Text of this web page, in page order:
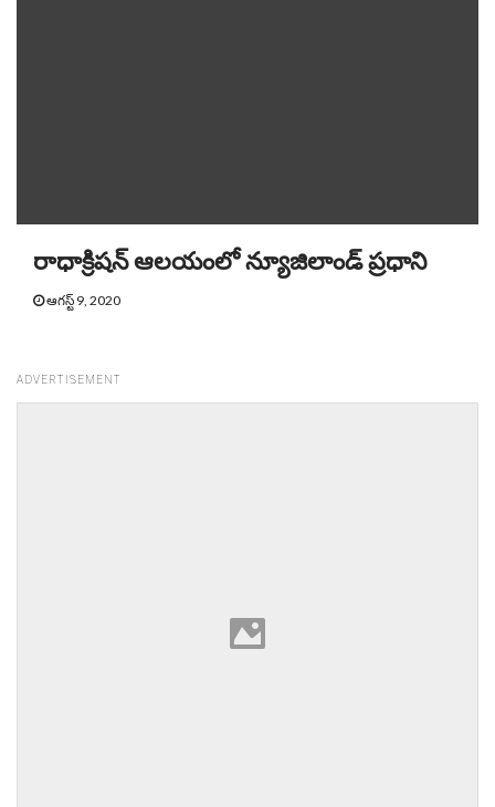
రాధాక్రిషన్ ఆలయంలో న్యూజిలాండ్ ప్రధాని
ఆగస్ట్ 9, 2020
ADVERTISEMENT